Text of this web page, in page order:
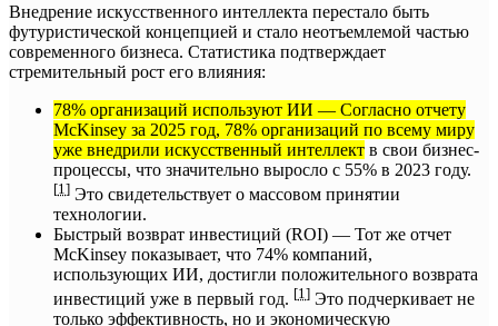
Внедрение искусственного интеллекта перестало быть
футуристической концепцией и стало неотъемлемой частью
современного бизнеса. Статистика подтверждает
стремительный рост его влияния:
78% организаций используют ИИ — Согласно отчету
McKinsey за 2025 год, 78% организаций по всему миру
уже внедрили искусственный интеллект в свои бизнес-
процессы, что значительно выросло с 55% в 2023 году.
[1 ] Это свидетельствует о массовом принятии
технологии.
Быстрый возврат инвестиций (ROI) — Тот же отчет
McKinsey показывает, что 74% компаний,
использующих ИИ, достигли положительного возврата
инвестиций уже в первый год. [1 ] Это подчеркивает не
только эффективность, но и экономическую